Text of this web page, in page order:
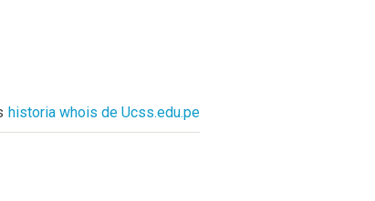
historia whois de Ucss.edu.pe